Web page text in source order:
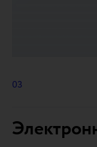
03